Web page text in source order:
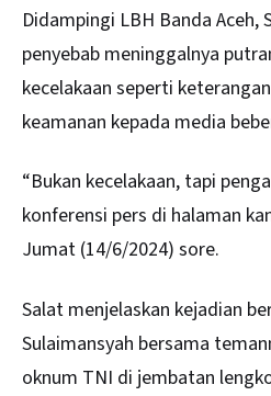
Didampingi LBH Banda
penyebab meninggalnya
kecelakaan seperti
keamanan kepada media
“Bukan kecelakaan, tapi
konferensi pers di halaman
Jumat (14/6/2024) sore.
Salat menjelaskan kejadian
Sulaimansyah bersama
oknum TNI di jembatan